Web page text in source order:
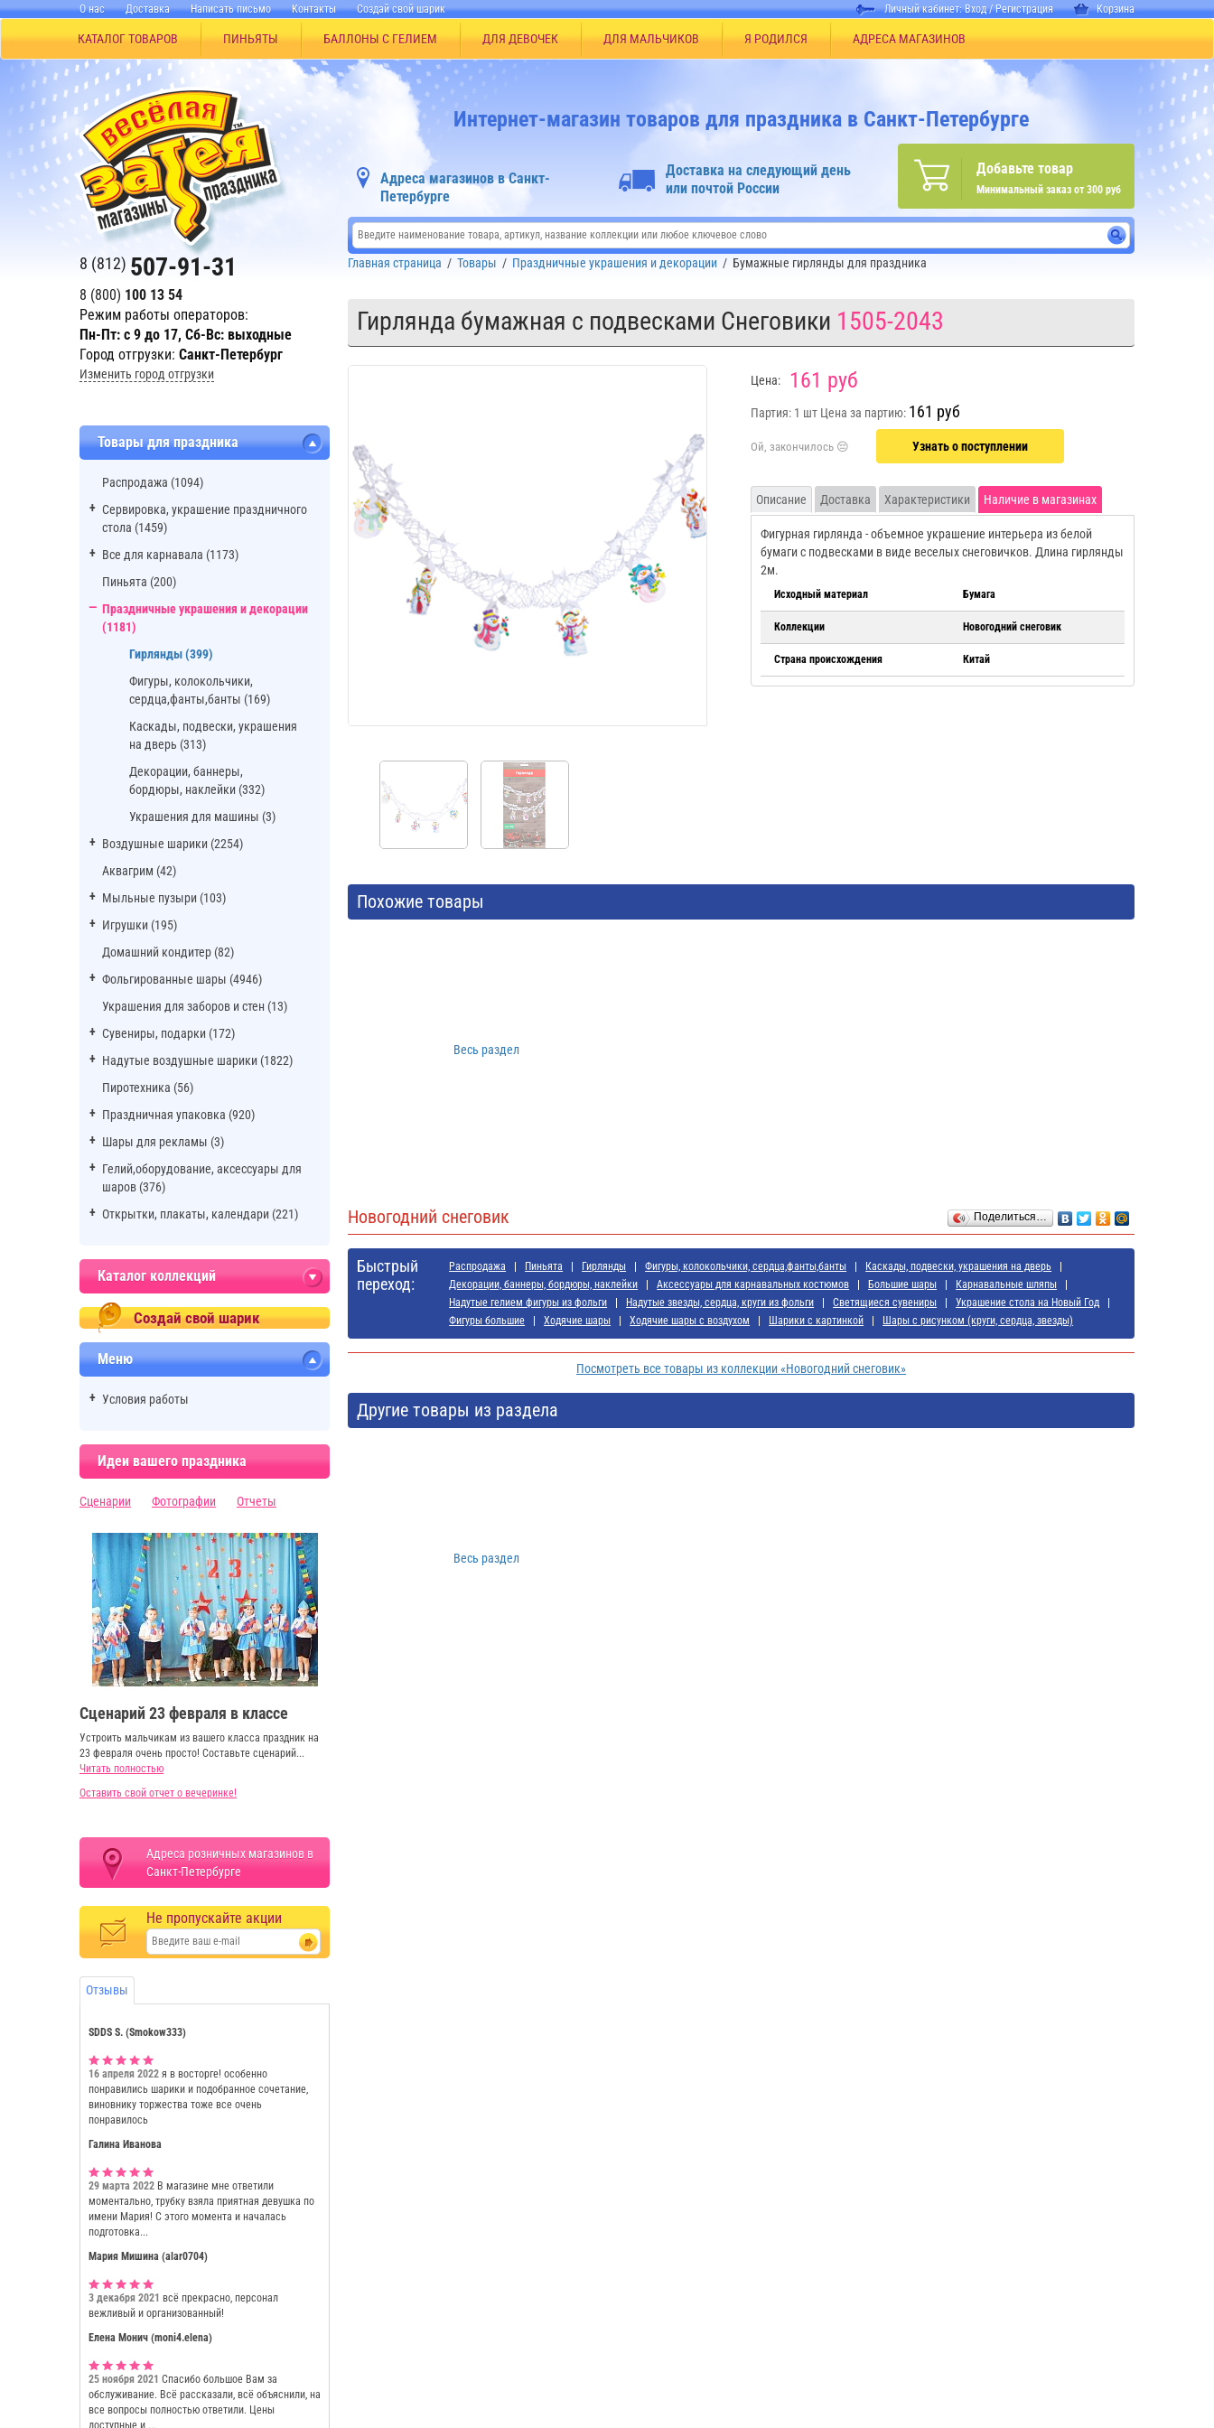
О нас Доставка Написать письмо Контакты Создай свой шарик Личный кабинет:Вход/Регистрация Корзина
КАТАЛОГ ТОВАРОВ ПИНЬЯТЫ БАЛЛОНЫ С ГЕЛИЕМ ДЛЯ ДЕВОЧЕК ДЛЯ МАЛЬЧИКОВ Я РОДИЛСЯ АДРЕСА МАГАЗИНОВ
8 (812) 507-91-31
8 (800) 100 13 54
Режим работы операторов:
Пн-Пт: с 9 до 17, Сб-Вс: выходные
Город отгрузки: Санкт-Петербург
Изменить город отгрузки
Товары для праздника
Распродажа (1094)
Сервировка, украшение праздничного
стола (1459)
Все для карнавала (1173)
Пиньята (200)
Праздничные украшения и декорации
(1181)
Гирлянды (399)
Фигуры, колокольчики,
сердца,фанты,банты (169)
Каскады, подвески, украшения
на дверь (313)
Декорации, баннеры,
бордюры, наклейки (332)
Украшения для машины (3)
Воздушные шарики (2254)
Аквагрим (42)
Мыльные пузыри (103)
Игрушки (195)
Домашний кондитер (82)
Фольгированные шары (4946)
Украшения для заборов и стен (13)
Сувениры, подарки (172)
Надутые воздушные шарики (1822)
Пиротехника (56)
Праздничная упаковка (920)
Шары для рекламы (3)
Гелий,оборудование, аксессуары для
шаров (376)
Открытки, плакаты, календари (221)
Каталог коллекций
Создай свой шарик
Меню
Условия работы
Идеи вашего праздника
Сценарии Фотографии Отчеты
Сценарий 23 февраля в классе
Устроить мальчикам из вашего класса праздник на
23 февраля очень просто! Составьте сценарий...
Читать полностью
Оставить свой отчет о вечеринке!
Адреса розничных магазинов в
Санкт-Петербурге
Не пропускайте акции
Отзывы
SDDS S. (Smokow333)
16 апреля 2022 я в восторге! особенно
понравились шарики и подобранное сочетание,
виновнику торжества тоже все очень
понравилось
Галина Иванова
29 марта 2022 В магазине мне ответили
моментально, трубку взяла приятная девушка по
имени Мария! С этого момента и началась
подготовка...
Мария Мишина (alar0704)
3 декабря 2021 всё прекрасно, персонал
вежливый и организованный!
Елена Монич (moni4.elena)
25 ноября 2021 Спасибо большое Вам за
обслуживание. Всё рассказали, всё объяснили, на
все вопросы полностью ответили. Цены
доступные и ...
Интернет-магазин товаров для праздника в Санкт-Петербурге
Добавьте товар
Минимальный заказ от 300 руб
Адреса магазинов в Санкт-
Петербурге
Доставка на следующий день
или почтой России
Главная страница / Товары / Праздничные украшения и декорации / Бумажные гирлянды для праздника
Гирлянда бумажная с подвесками Снеговики 1505-2043
Цена: 161 руб
Партия: 1 шт Цена за партию: 161 руб
Узнать о поступлении
Описание Доставка Характеристики Наличие в магазинах
Фигурная гирлянда - объемное украшение интерьера из белой
бумаги с подвесками в виде веселых снеговичков. Длина гирлянды
2м.
Исходный материал Бумага
Коллекции Новогодний снеговик
Страна происхождения Китай
Похожие товары
Весь раздел
Поделиться…
Новогодний снеговик
Быстрый
переход:
Распродажа Пиньята Гирлянды Фигуры, колокольчики, сердца,фанты,банты
Каскады, подвески, украшения на дверь
Декорации, баннеры, бордюры, наклейки
Аксессуары для карнавальных костюмов Большие шары
Карнавальные шляпы
Надутые гелием фигуры из фольги
Надутые звезды, сердца, круги из фольги Светящиеся сувениры
Украшение стола на Новый Год
Фигуры большие
Ходячие шары Ходячие шары с воздухом Шарики с картинкой Шары с рисунком (круги, сердца, звезды)
Посмотреть все товары из коллекции «Новогодний снеговик»
Другие товары из раздела
Весь раздел